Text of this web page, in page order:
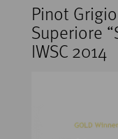
Pinot
Superiore
IWSC 2014